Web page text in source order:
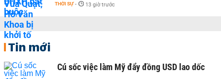
THỜI SỰ - 13 giờ trước
Tin mới
Cú sốc việc làm Mỹ đẩy đồng USD lao dốc